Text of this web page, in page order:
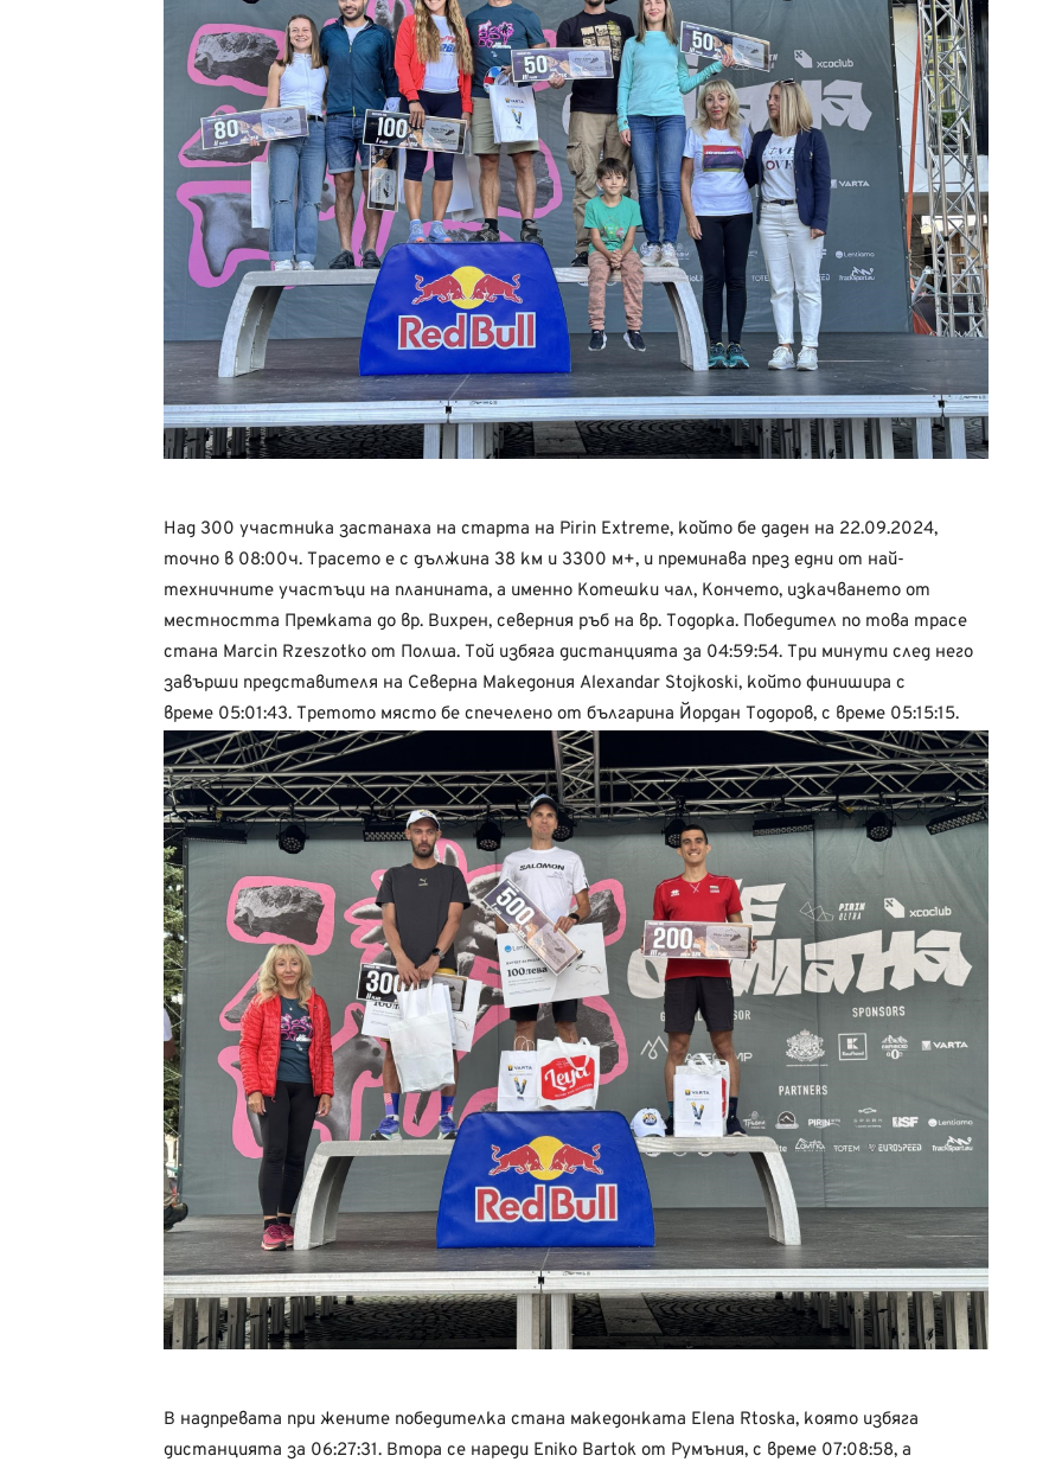
Над 300 участника застанаха на старта на Pirin Extreme, който бе даден на 22.09.2024,
точно в 08:00ч. Трасето е с дължина 38 км и 3300 м+, и преминава през едни от най-
техничните участъци на планината, а именно Котешки чал, Кончето, изкачването от
местността Премката до вр. Вихрен, северния ръб на вр. Тодорка. Победител по това трасе
стана Marcin Rzeszotko от Полша. Той избяга дистанцията за 04:59:54. Три минути след него
завърши представителя на Северна Македония Alexandar Stojkoski, който финишира с
време 05:01:43. Третото място бе спечелено от българина Йордан Тодоров, с време 05:15:15.
В надпревата при жените победителка стана македонката Elena Rtoska, която избяга
дистанцията за 06:27:31. Втора се нареди Eniko Bartok от Румъния, с време 07:08:58, а